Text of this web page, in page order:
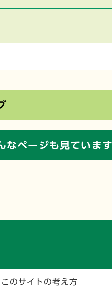
なページも見ています
このサイトの考え方